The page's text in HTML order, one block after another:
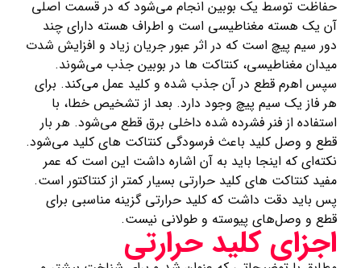
حفاظت توسط یک بوبین انجام می‌شود که در قسمت اصلی
آن یک هسته مغناطیسی است و اطراف هسته دارای چند
دور سیم پیچ است که در اثر عبور جریان زیاد و افزایش شدت
میدان مغناطیسی، کنتاکت ها در بوبین جذب می‌شوند.
سپس اهرم قطع در آن جذب شده و کلید عمل می‌کند. برای
هر فاز یک سیم پیچ وجود دارد. بعد از تشخیص خطا، با
استفاده از فنر فشرده شده داخلی برق قطع می‌شود. هر بار
قطع و وصل کلید باعث فرسودگی کنتاکت های کلید می‌شود.
نکته‌ای که اینجا باید به آن اشاره داشت این است که عمر
مفید کنتاکت های کلید حرارتی بسیار کمتر از کنتاکتور است.
پس باید دقت داشت که کلید حرارتی گزینه مناسبی برای
قطع و وصل‌های پیوسته و طولانی نیست.
اجزای کلید حرارتی